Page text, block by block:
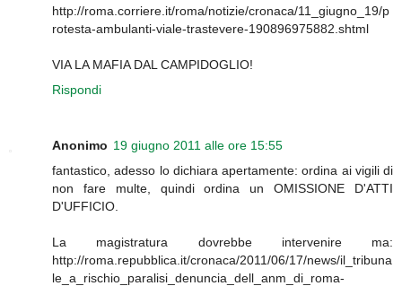
http://roma.corriere.it/roma/notizie/cronaca/11_giugno_19/p
rotesta-ambulanti-viale-trastevere-190896975882.shtml
VIA LA MAFIA DAL CAMPIDOGLIO!
Rispondi
Anonimo 19 giugno 2011 alle ore 15:55
fantastico, adesso lo dichiara apertamente: ordina ai vigili di
non fare multe, quindi ordina un OMISSIONE D'ATTI
D'UFFICIO.
La magistratura dovrebbe intervenire ma:
http://roma.repubblica.it/cronaca/2011/06/17/news/il_tribuna
le_a_rischio_paralisi_denuncia_dell_anm_di_roma-